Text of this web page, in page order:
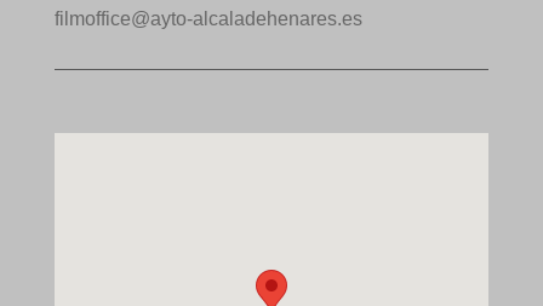
filmoffice@ayto-alcaladehenares.es